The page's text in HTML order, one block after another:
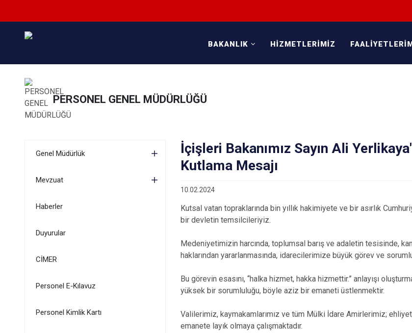
BAKANLIK HİZMETLERİMİZ
PERSONEL GENEL MÜDÜRLÜĞÜ
Genel Müdürlük
Mevzuat
Haberler
Duyurular
CİMER
Personel E-Kılavuz
Personel Kimlik Kartı
İçişleri Bakanımız Sayın Ali
Kutlama Mesajı
10.02.2024
Kutsal vatan topraklarında bin yıllık hakimiyete ve bir asırlık
bir devletin temsilcileriyiz.
Medeniyetimizin harcında, toplumsal barış ve adaletin tesisinde,
haklarından yararlanmasında, idarecilerimize büyük görev ve
Bu görevin esasını, “halka hizmet, hakka hizmettir.” anlayışı
yüksek bir sorumluluğu, böyle aziz bir emaneti üstlenmektir.
Valilerimiz, kaymakamlarımız ve tüm Mülki İdare Amirlerimiz;
emanete layık olmaya çalışmaktadır.